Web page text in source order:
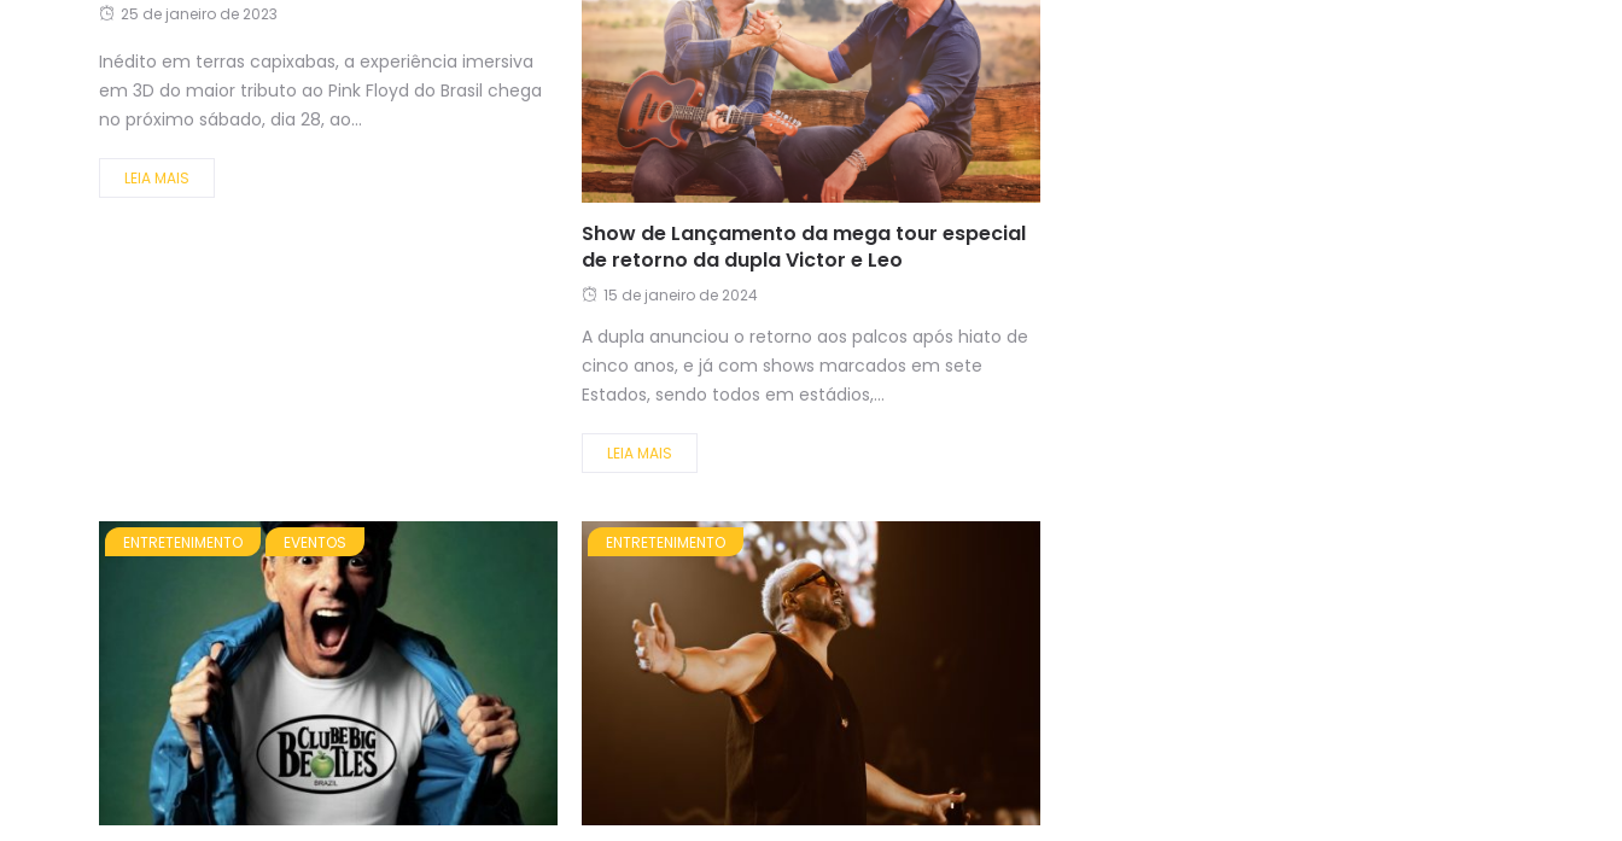
25 de janeiro de 2023
Inédito em terras capixabas, a experiência imersiva
em 3D do maior tributo ao Pink Floyd do Brasil chega
no próximo sábado, dia 28, ao...
LEIA MAIS
Show de Lançamento da mega tour especial
de retorno da dupla Victor e Leo
15 de janeiro de 2024
A dupla anunciou o retorno aos palcos após hiato de
cinco anos, e já com shows marcados em sete
Estados, sendo todos em estádios,...
LEIA MAIS
ENTRETENIMENTO EVENTOS ENTRETENIMENTO